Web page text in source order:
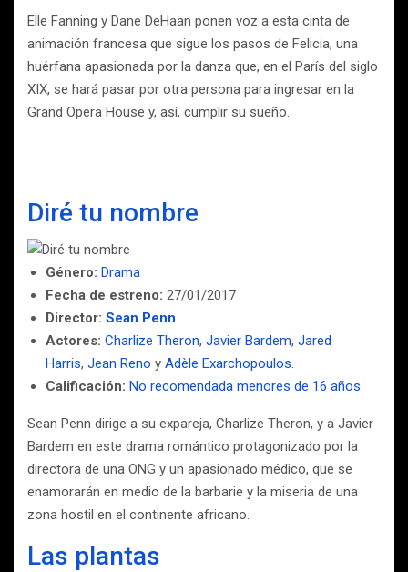
Elle Fanning y Dane DeHaan ponen voz a esta cinta de
animación francesa que sigue los pasos de Felicia, una
huérfana apasionada por la danza que, en el París del siglo
XIX, se hará pasar por otra persona para ingresar en la
Grand Opera House y, así, cumplir su sueño.
Diré tu nombre
Género: Drama
Fecha de estreno: 27/01/2017
Director: Sean Penn.
Actores: Charlize Theron, Javier Bardem, Jared
Harris, Jean Reno y Adèle Exarchopoulos.
Calificación: No recomendada menores de 16 años
Sean Penn dirige a su expareja, Charlize Theron, y a Javier
Bardem en este drama romántico protagonizado por la
directora de una ONG y un apasionado médico, que se
enamorarán en medio de la barbarie y la miseria de una
zona hostil en el continente africano.
Las plantas